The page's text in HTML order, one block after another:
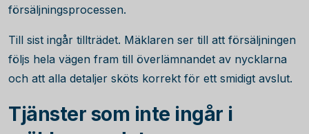
försäljningsprocessen.
Till sist ingår tillträdet. Mäklaren ser till att försäljningen
följs hela vägen fram till överlämnandet av nycklarna
och att alla detaljer sköts korrekt för ett smidigt avslut.
Tjänster som inte ingår i